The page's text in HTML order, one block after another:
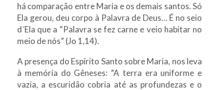
há comparação entre Maria e os demais santos. Só
Ela gerou, deu corpo à Palavra de Deus… É no seio
d´Ela que a “Palavra se fez carne e veio habitar no
meio de nós” (Jo 1,14).
A presença do Espírito Santo sobre Maria, nos leva
à memória do Gêneses: “A terra era uniforme e
vazia, a escuridão cobria até as profundezas e o